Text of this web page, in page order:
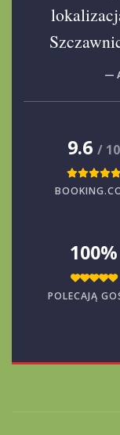
—
9.6 / 10
100%
POLECAJĄ